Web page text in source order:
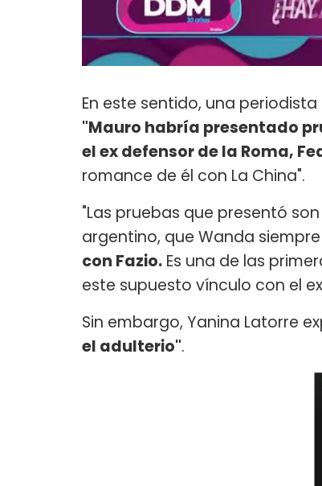
En este sentido, una
"Mauro habría presentado
el ex defensor de la Roma,
romance de él con La China".
"Las pruebas que presentó
argentino, que Wanda
con Fazio. Es una de las
este supuesto vínculo con el
Sin embargo, Yanina Latorre
el adulterio".